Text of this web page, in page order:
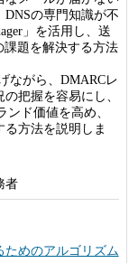
の専門知識が不
」を活用し、送
課題を解決する方法
ながら、DMARCレ
把握を容易にし、
ド価値を高め、
方法を説明しま
者
ためのアルゴリズム